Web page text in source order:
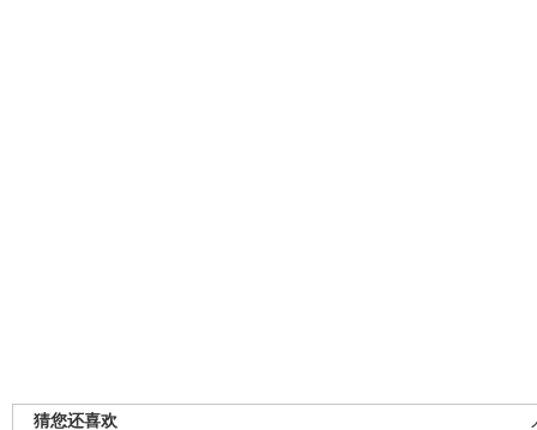
猜您还喜欢